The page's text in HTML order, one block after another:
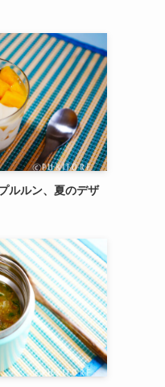
ルルン、夏のデザ